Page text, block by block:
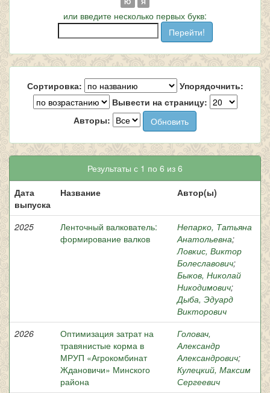
или введите несколько первых букв:
Сортировка:
Упорядочнить:
Вывести на страницу:
Авторы:
Результаты с 1 по 6 из 6
Дата
выпуска
Название Автор(ы)
2025
Ленточный валкователь:
формирование валков
Непарко, Татьяна
Анатольевна;
Ловкис, Виктор
Болеславович;
Быков, Николай
Никодимович;
Дыба, Эдуард
Викторович
2026
Оптимизация затрат на
травянистые корма в
МРУП «Агрокомбинат
Ждановичи» Минского
района
Головач,
Александр
Александрович;
Кулецкий, Максим
Сергеевич